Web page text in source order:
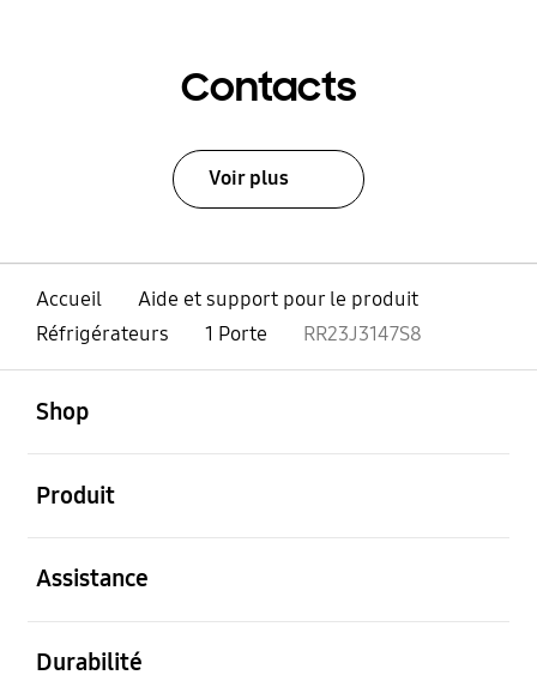
Contacts
Voir plus
Accueil
Aide et support pour le produit
Réfrigérateurs
1 Porte RR23J3147S8
Shop
Produit
Assistance
Durabilité